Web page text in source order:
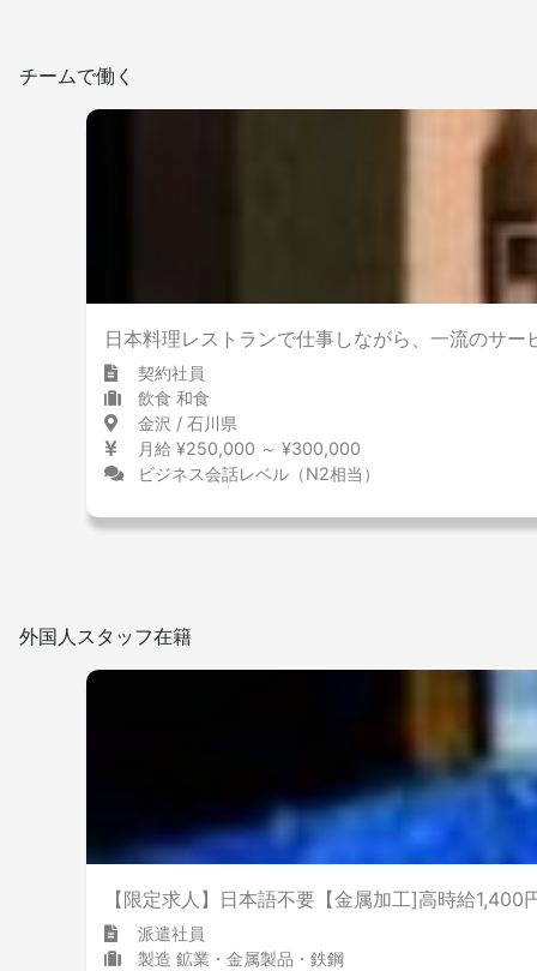
チームで働く
日本料理レストランで仕事しながら、一流のサー
契約社員
飲食 和食
金沢 / 石川県
月給 ¥250,000 ～ ¥300,000
ビジネス会話レベル（N2相当）
外国人スタッフ在籍
【限定求人】日本語不要【金属加工]高時給1,400
派遣社員
製造 鉱業・金属製品・鉄鋼